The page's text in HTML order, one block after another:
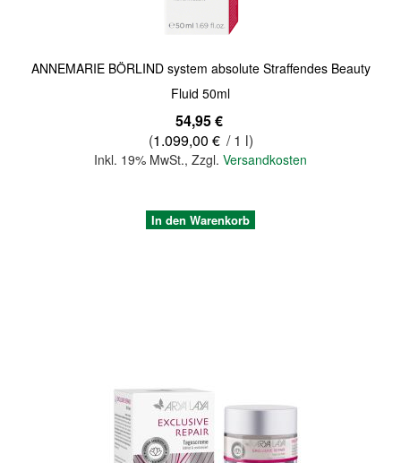
ANNEMARIE BÖRLIND system absolute Straffendes Beauty
Fluid 50ml
54,95 €
(1.099,00 € / 1 l)
Inkl. 19% MwSt., Zzgl. Versandkosten
In den Warenkorb